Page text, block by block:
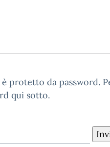
protetto da password.
qui sotto.